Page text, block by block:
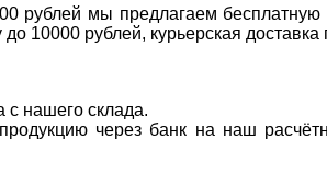
рублей мы предлагаем
10000 рублей, курьерская
с нашего склада.
через банк на наш